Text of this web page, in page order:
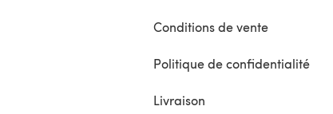
Conditions de vente
Politique de confidentialité
Livraison